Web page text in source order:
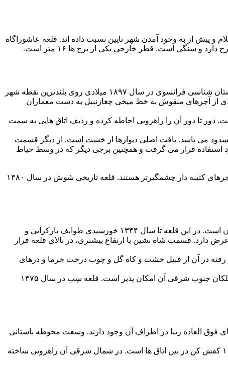
و پیش از به وجود آمدن شهر نایین نسبت داده اند. قلعه عاشوراگاه
قلعه تاریخی شوش، از آثار به جا مانده دوران قاجاریه است. این قلعه به قلعه اکروپل یا قلعه فرانسوی ها نیز شهرت دارد به دست هیئت باستان شناسی فرانسوی در سال ۱۸۹۷ میلادی روی بلندترین نقطه شهر
از آجرهای منقوش به خط میخی چغازنبیل به دست معماران
تا دور آن را راهرویی احاطه کرده و ردیف اتاق هایی به سمت
می باشد. بافت اصلی دیوارها از خشت است. از دیگر قسمت
استفاده قرار می گرفت و همچنین برجی دیگر که در وسط حیاط
از دیگر تزئینات این قلعه نیز، نعل درگاه های قوسی و ایجاد نماهای تزئینی با آجر و همچنین نقاشی هایی به سبک تلفیقی اروپایی و شرقی و آجرهای کتیبه دار چشمگیرتر هستند. قلعه تاریخی شوش در سال ۱۳۸۰
قلعه سِب از جمله آثار دوره قاجاریه است و در شهرستان سراوان و روستای سِب واقع شده است. سِب به معنی محل چشمه ساران فراوان است. در این قلعه تا سال ۱۳۴۴ خورشیدی طوایف بارکزایی و
آن ساکن بودند و سپس متروکه شد. قلعه سِب در دو طبقه ساخته شده بود و دیوار آن بیش از ۳۰ متر ارتفاع و حدود ۷ متر عرض دارد. قسمت شاه نشین با ارتفاع بیشتری، در بالای قلعه قرار
رفته در آن از قبیل خشت و کاه گل و چوب درخت خرما و درهای
حصار قلعه سِب با سه متر ارتفاع ۴۸ متر در ۷۴ متر مربع به شکل مستطیل دور تا دور قلعه را فراگرفته است. ورود به قلعه تنها از طریق پلکان جنوب شرقی آن امکان پذیر است. قلعه سِب در سال ۱۳۷۵
مساحت بر فراز تپه واقع شده و چشم اندازهای فوق العاده زیبا در اطراف آن وجود دارند. وسعت محوطه باستانی
قلعه دارای ۸ برج است، محیط کل آن ۲۲۸.۶۰ متر و بلندترین دیوار آن تا سطح تپه ۲۲.۵ متر می باشد. همچنین دارای دو صحن، ۱۲۴ اتاق و ۱۱ کفش کن در بین اتاق ها است. در شمال شرقی آن راهرویی ساخته